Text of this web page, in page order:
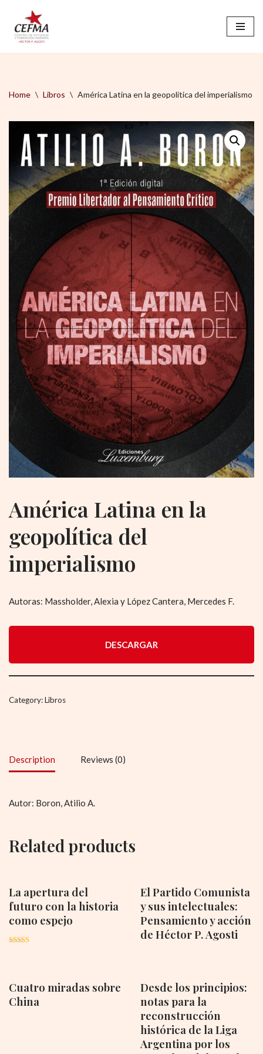
Saltar
Home \ Libros \ América Latina en la geopolítica del imperialismo
América Latina en la
geopolítica del
imperialismo
Autoras: Massholder, Alexia y López Cantera, Mercedes F.
DESCARGAR
Category:Libros
Description Reviews (0)
Autor: Boron, Atilio A.
Related products
La apertura del
futuro con la historia
como espejo
El Partido Comunista
y sus intelectuales:
Pensamiento y acción
de Héctor P. Agosti
Cuatro miradas sobre
China
Desde los principios:
notas para la
reconstrucción
histórica de la Liga
Argentina por los